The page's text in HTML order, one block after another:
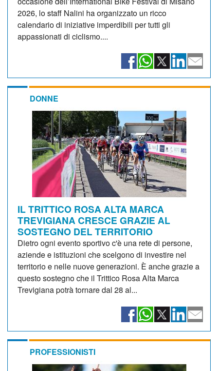
2026, lo staff Nalini ha organizzato un ricco
calendario di iniziative imperdibili per tutti gli
appassionati di ciclismo....
DONNE
IL TRITTICO ROSA ALTA MARCA
TREVIGIANA CRESCE GRAZIE AL
SOSTEGNO DEL TERRITORIO
Dietro ogni evento sportivo c'è una rete di persone,
aziende e istituzioni che scelgono di investire nel
territorio e nelle nuove generazioni. È anche grazie a
questo sostegno che il Trittico Rosa Alta Marca
Trevigiana potrà tornare dal 28 al...
PROFESSIONISTI